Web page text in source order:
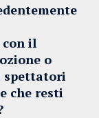
con il
o
spettatori
che resti